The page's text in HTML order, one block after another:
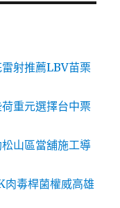
射推薦LBV苗栗
重元選擇台中票
山區當舖施工導
肉毒桿菌權威高雄